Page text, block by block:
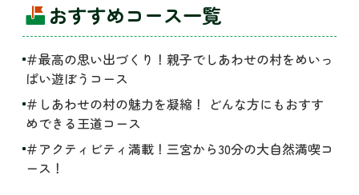
おすすめコース一覧
＃最高の思い出づくり！親子でしあわせの村をめいっ
ぱい遊ぼうコース
＃しあわせの村の魅力を凝縮！ どんな方にもおすす
めできる王道コース
＃アクティビティ満載！三宮から30分の大自然満喫コ
ース！